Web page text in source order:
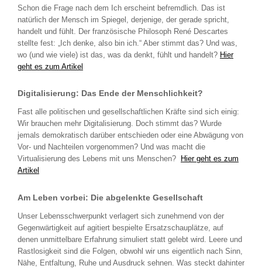
Schon die Frage nach dem Ich erscheint befremdlich. Das ist
natürlich der Mensch im Spiegel, derjenige, der gerade spricht,
handelt und fühlt. Der französische Philosoph René Descartes
stellte fest: „Ich denke, also bin ich.“ Aber stimmt das? Und was,
wo (und wie viele) ist das, was da denkt, fühlt und handelt? Hier
geht es zum Artikel
Digitalisierung: Das Ende der Menschlichkeit?
Fast alle politischen und gesellschaftlichen Kräfte sind sich einig:
Wir brauchen mehr Digitalisierung. Doch stimmt das? Wurde
jemals demokratisch darüber entschieden oder eine Abwägung von
Vor- und Nachteilen vorgenommen? Und was macht die
Virtualisierung des Lebens mit uns Menschen?
Hier geht es zum
Artikel
Am Leben vorbei: Die abgelenkte Gesellschaft
Unser Lebensschwerpunkt verlagert sich zunehmend von der
Gegenwärtigkeit auf agitiert bespielte Ersatzschauplätze, auf
denen unmittelbare Erfahrung simuliert statt gelebt wird. Leere und
Rastlosigkeit sind die Folgen, obwohl wir uns eigentlich nach Sinn,
Nähe, Entfaltung, Ruhe und Ausdruck sehnen. Was steckt dahinter